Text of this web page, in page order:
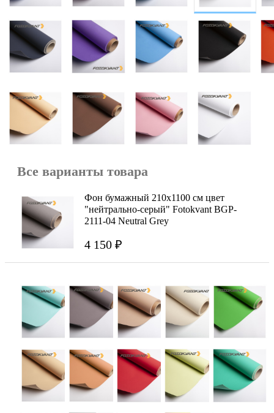
Все варианты товара
Фон бумажный 210х1100 см цвет
"нейтрально-серый" Fotokvant BGP-
2111-04 Neutral Grey
4 150 ₽